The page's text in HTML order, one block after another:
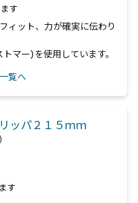
す
ィット、力が確実に伝わり
マー)を使用しています。
覧へ
ッパ２１５ｍｍ
す